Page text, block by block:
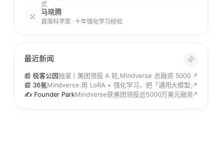
式
马晓腾
首席科学家 · 十年强化学习经验
最近新闻
📰 极客公园独家丨美团领投 A 轮,Mindverse 总融资 5000 万美元，
↗
📰 36氪Mindverse:用 LoRA + 强化学习，把「通用大模型」升级为
↗
✍️ Founder ParkMindverse获美团领投近5000万美元融资↗